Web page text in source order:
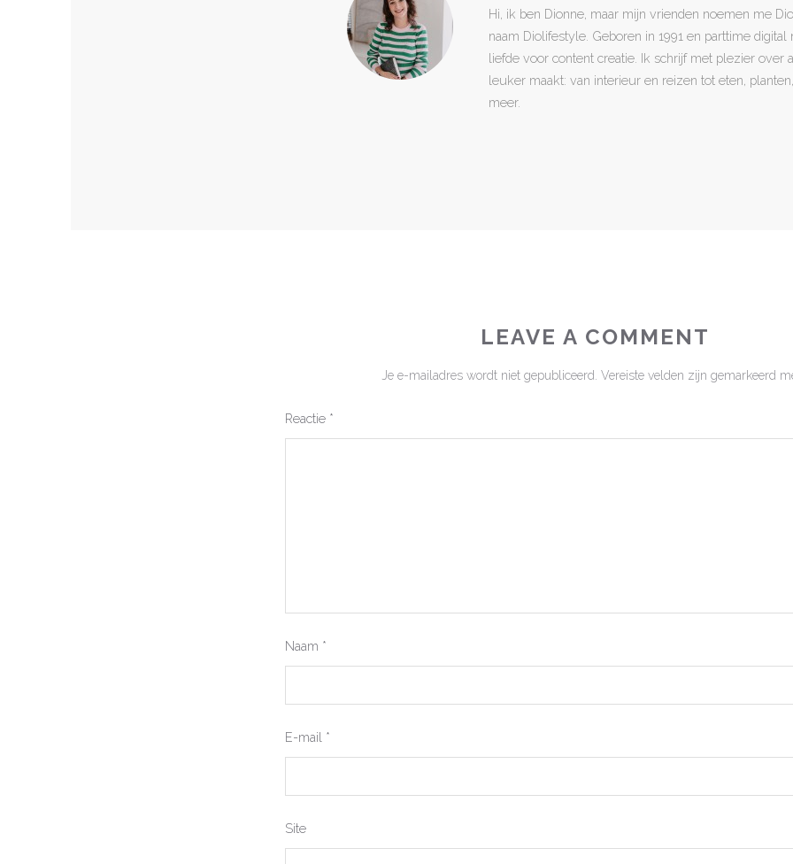
Hi, ik ben Dionne, maar mijn vrienden noemen me
naam Diolifestyle. Geboren in 1991 en parttime
liefde voor content creatie. Ik schrijf met plezier over
leuker maakt: van interieur en reizen tot eten,
meer.
LEAVE A COMMENT
Je e-mailadres wordt niet gepubliceerd. Vereiste velden zijn gemarkeerd
Reactie *
Naam *
E-mail *
Site